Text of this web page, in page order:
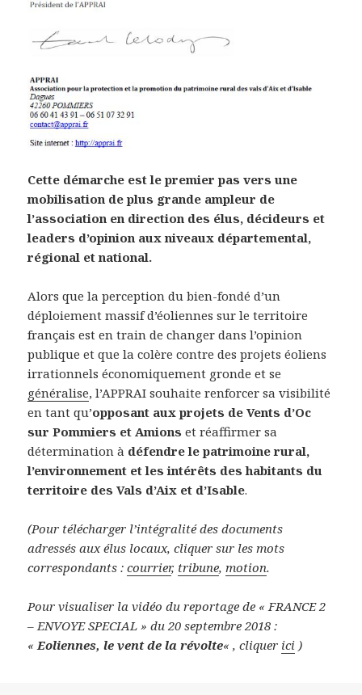
Cette démarche est le premier pas vers une
mobilisation de plus grande ampleur de
l’association en direction des élus, décideurs et
leaders d’opinion aux niveaux départemental,
régional et national.
Alors que la perception du bien-fondé d’un
déploiement massif d’éoliennes sur le territoire
français est en train de changer dans l’opinion
publique et que la colère contre des projets éoliens
irrationnels économiquement gronde et se
généralise, l’APPRAI souhaite renforcer sa visibilité
en tant qu’opposant aux projets de Vents d’Oc
sur Pommiers et Amions et réaffirmer sa
détermination à défendre le patrimoine rural,
l’environnement et les intérêts des habitants du
territoire des Vals d’Aix et d’Isable.
(Pour télécharger l’intégralité des documents
adressés aux élus locaux, cliquer sur les mots
correspondants :courrier, tribune,motion.
Pour visualiser la vidéo du reportage de « FRANCE 2
– ENVOYE SPECIAL » du 20 septembre 2018 :
«Eoliennes, le vent de la révolte« , cliquer ici )